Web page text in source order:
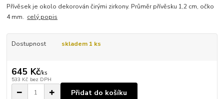
Přívěsek je okolo dekorován čirými zirkony. Průměr přívěsku 1,2 cm, očko
4 mm. celý popis
Dostupnost skladem 1 ks
645 Kč/ks
533 Kč bez DPH
Přidat do košíku